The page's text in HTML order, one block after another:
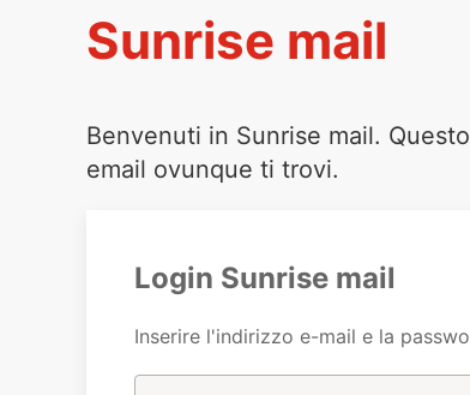
Sunrise mail
Benvenuti in Sunrise mail.
email ovunque ti trovi.
Login Sunrise mail
Inserire l'indirizzo e-mail e la